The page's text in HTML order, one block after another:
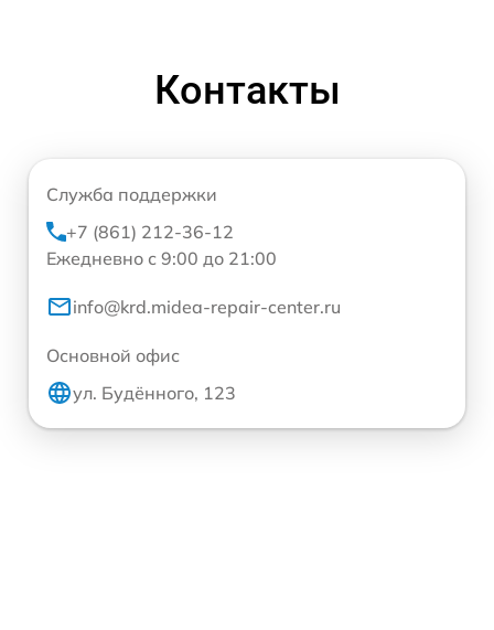
Контакты
Служба поддержки
+7 (861) 212-36-12
Ежедневно с 9:00 до 21:00
info@krd.midea-repair-center.ru
Основной офис
ул. Будённого, 123